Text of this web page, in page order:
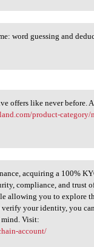
word guessing and
offers like never before.
product-category/
acquiring a 100%
compliance, and trust
allowing you to explore
verify your identity, you
Visit:
account/